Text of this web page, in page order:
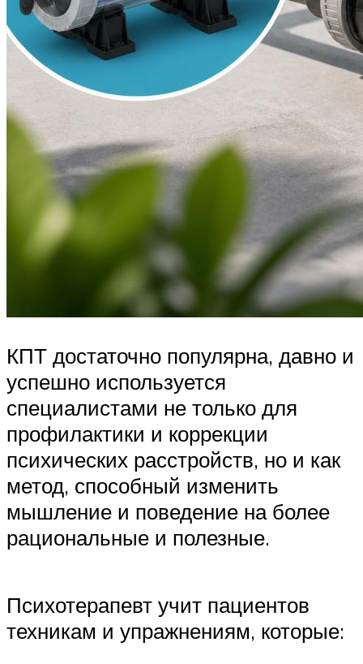
КПТ достаточно популярна, давно и
успешно используется
специалистами не только для
профилактики и коррекции
психических расстройств, но и как
метод, способный изменить
мышление и поведение на более
рациональные и полезные.
Психотерапевт учит пациентов
техникам и упражнениям, которые: